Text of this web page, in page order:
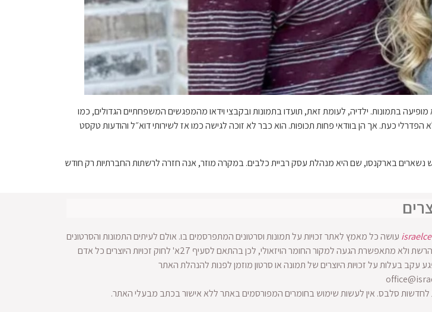
בתמונות. ילדיה, לעומת זאת, תועדו בתמונות ובקבצי וידאו מהמפגשים המשפחתיים הגדולים, כמו
אנה מהכלא הפדרלי כעת. אך הן בוודאי פחות תכופות. הוא כבר לא זוכה לגישה כמו אז לשירותי דוא״ל והודעות טקסט
ושבעת ילדיה שהיא חולקת עם ג'וש נשארים בארקנסו, שם היא מנהלת עסק רביית כלבים. במקרה מוזר, אנה חזרה לרשתות החברתיות רק חודש
עושה כל מאמץ לאתר זכויות על תמונות וסרטונים המתפרסמים בו. אולם לעיתים התמונות והסרטונים
מופצים ברחבי הרשת ולא מתאפשרת הגעה למקור החומר הויזאולי, לכן בהתאם לסעיף 27א' לחוק זכויות היוצרים כל אדם
עקב בעלות על זכויות היוצרים של תמונה או סרטון מוזמן לפנות להנהלת האתר
לחדשות סלבס. אין לעשות שימוש בחומרים המפורסמים באתר ללא אישור בכתב מבעלי האתר.